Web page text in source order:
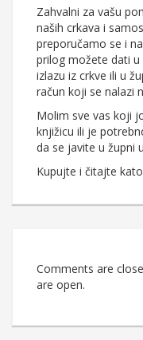
Zahvalni za vašu
naših crkava i
preporučamo se i
prilog možete dati u
izlazu iz crkve ili u
račun koji se nalazi
Molim sve vas koji
knjižicu ili je
da se javite u župni
Kupujte i čitajte
Comments are
are open.